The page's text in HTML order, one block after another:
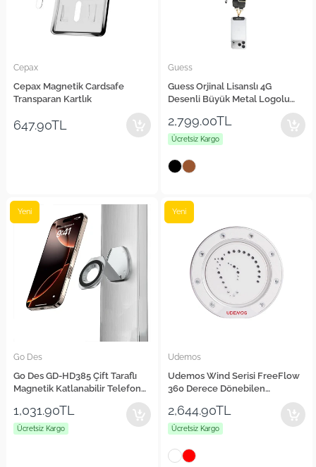
Cepax
Cepax Magnetik Cardsafe
Transparan Kartlık
647.90TL
Guess
Guess Orjinal Lisanslı 4G
Desenli Büyük Metal Logolu
Omuz Askılı Purse El Çantası
2,799.00TL
Ücretsiz Kargo
Go Des
Go Des GD-HD385 Çift Taraflı
Magnetik Katlanabilir Telefon
Yeni
1,031.90TL
Ücretsiz Kargo
Udemos
Udemos Wind Serisi FreeFlow
360 Derece Dönebilen
Magnetik Ring Stand Telefon
Tutucu
Yeni
2,644.90TL
Ücretsiz Kargo